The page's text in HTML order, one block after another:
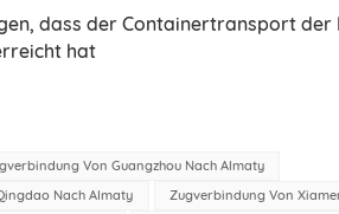
dass der Containertransport
hat
Von Guangzhou Nach Almaty
Nach Almaty
Zugverbindung Von